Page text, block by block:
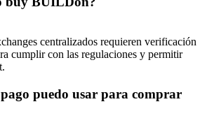
centralizados requieren verificación
cumplir con las regulaciones y permitir
pago puedo usar para comprar